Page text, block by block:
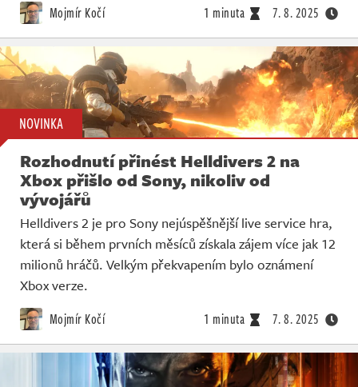
Mojmír Kočí 1 minuta 7. 8. 2025
NOVINKA
Rozhodnutí přinést Helldivers 2 na
Xbox přišlo od Sony, nikoliv od
vývojářů
Helldivers 2 je pro Sony nejúspěšnější live service hra,
která si během prvních měsíců získala zájem více jak 12
milionů hráčů. Velkým překvapením bylo oznámení
Xbox verze.
Mojmír Kočí 1 minuta 7. 8. 2025